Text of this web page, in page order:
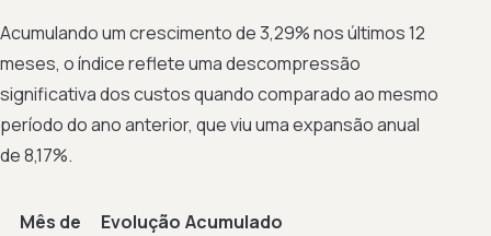
Acumulando um crescimento de 3,29% nos últimos 12
meses, o índice reflete uma descompressão
significativa dos custos quando comparado ao mesmo
período do ano anterior, que viu uma expansão anual
de 8,17%.
Mês de
Evolução Acumulado